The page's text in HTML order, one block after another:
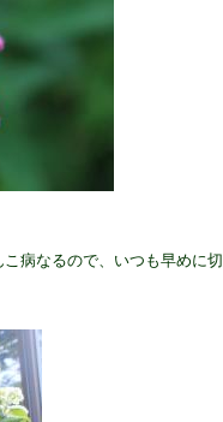
病なるので、いつも早めに切